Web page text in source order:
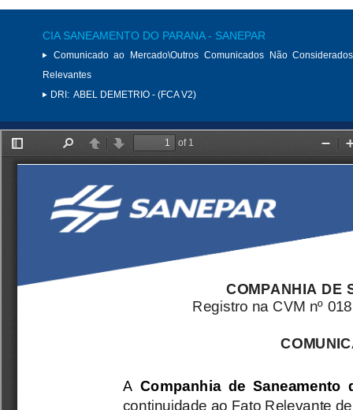
CIA SANEAMENTO DO PARANA - SANEPAR
Comunicado ao Mercado\Outros Comunicados Não
Relevantes
DRI: ABEL DEMETRIO - (FCA V2)